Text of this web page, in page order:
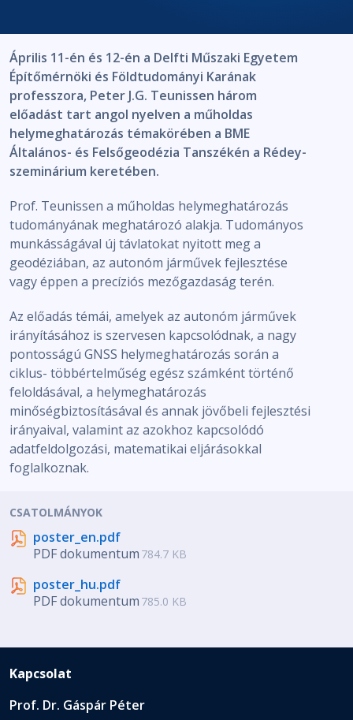
Április 11-én és 12-én a Delfti Műszaki Egyetem
Építőmérnöki és Földtudományi Karának
professzora, Peter J.G. Teunissen három
előadást tart angol nyelven a műholdas
helymeghatározás témakörében a BME
Általános- és Felsőgeodézia Tanszékén a Rédey-
szeminárium keretében.
Prof. Teunissen a műholdas helymeghatározás
tudományának meghatározó alakja. Tudományos
munkásságával új távlatokat nyitott meg a
geodéziában, az autonóm járművek fejlesztése
vagy éppen a precíziós mezőgazdaság terén.
Az előadás témái, amelyek az autonóm járművek
irányításához is szervesen kapcsolódnak, a nagy
pontosságú GNSS helymeghatározás során a
ciklus- többértelműség egész számként történő
feloldásával, a helymeghatározás
minőségbiztosításával és annak jövőbeli fejlesztési
irányaival, valamint az azokhoz kapcsolódó
adatfeldolgozási, matematikai eljárásokkal
foglalkoznak.
CSATOLMÁNYOK
poster_en.pdf
PDF dokumentum 784.7 KB
poster_hu.pdf
PDF dokumentum 785.0 KB
Kapcsolat
Prof. Dr. Gáspár Péter